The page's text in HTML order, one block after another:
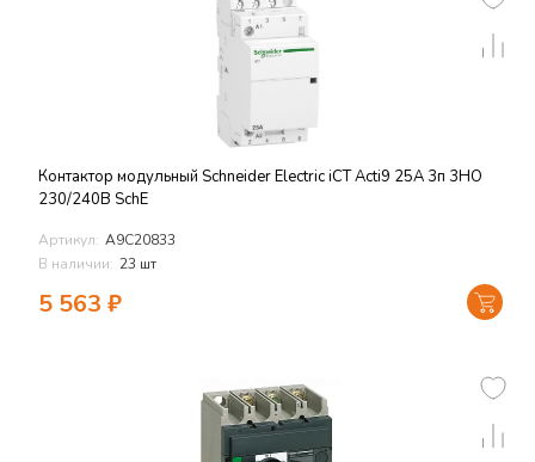
Контактор модульный Schneider Electric iСТ Acti9 25А 3п 3НО
230/240В SchE
Артикул: A9C20833
В наличии: 23 шт
5 563 ₽